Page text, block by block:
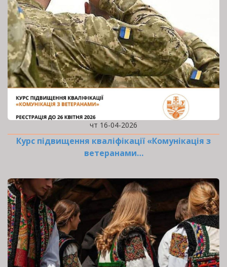
чт 16-04-2026
Курс підвищення кваліфікації «Комунікація з
ветеранами…